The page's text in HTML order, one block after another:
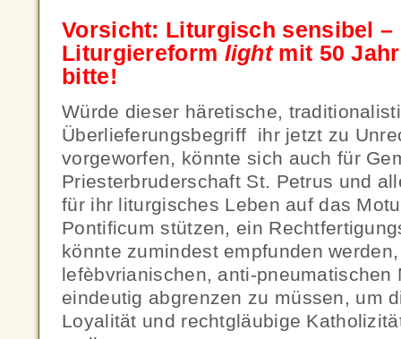
Vorsicht: Liturgisch sensibel
Liturgiereform light mit 50
bitte!
Würde dieser häretische,
Überlieferungsbegriff ihr jetzt zu
vorgeworfen, könnte sich auch für
Priesterbruderschaft St. Petrus und
für ihr liturgisches Leben auf das
Pontificum stützen, ein
könnte zumindest empfunden
lefèbvrianischen, anti-pneumatischen
eindeutig abgrenzen zu müssen, um
Loyalität und rechtgläubige